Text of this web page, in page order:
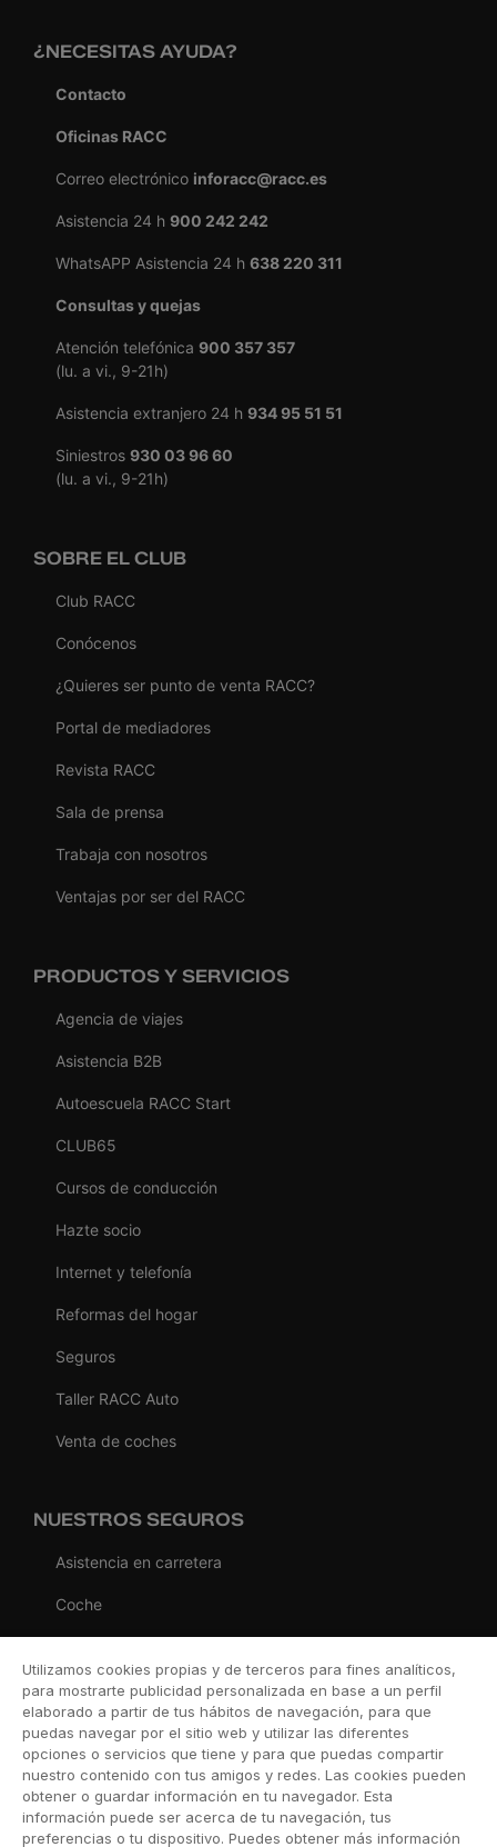
¿NECESITAS AYUDA?
Contacto
Oficinas RACC
Correo electrónico inforacc@racc.es
Asistencia 24 h 900 242 242
WhatsAPP Asistencia 24 h 638 220 311
Consultas y quejas
Atención telefónica 900 357 357
(lu. a vi., 9-21h)
Asistencia extranjero 24 h 934 95 51 51
Siniestros 930 03 96 60
(lu. a vi., 9-21h)
SOBRE EL CLUB
Club RACC
Conócenos
¿Quieres ser punto de venta RACC?
Portal de mediadores
Revista RACC
Sala de prensa
Trabaja con nosotros
Ventajas por ser del RACC
PRODUCTOS Y SERVICIOS
Agencia de viajes
Asistencia B2B
Autoescuela RACC Start
CLUB65
Cursos de conducción
Hazte socio
Internet y telefonía
Reformas del hogar
Seguros
Taller RACC Auto
Venta de coches
NUESTROS SEGUROS
Asistencia en carretera
Coche
Viaje
Hogar
Vida
Decesos
Utilizamos cookies propias y de terceros para fines analíticos,
para mostrarte publicidad personalizada en base a un perfil
elaborado a partir de tus hábitos de navegación, para que
puedas navegar por el sitio web y utilizar las diferentes
opciones o servicios que tiene y para que puedas compartir
nuestro contenido con tus amigos y redes. Las cookies pueden
obtener o guardar información en tu navegador. Esta
información puede ser acerca de tu navegación, tus
preferencias o tu dispositivo. Puedes obtener más información